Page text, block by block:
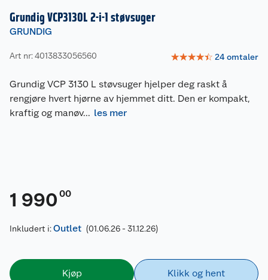
Grundig VCP3130L 2-i-1 støvsuger
GRUNDIG
Art nr: 4013833056560 ☆☆☆☆☆ 24omtaler
Grundig VCP 3130 L støvsuger hjelper deg raskt å
rengjøre hvert hjørne av hjemmet ditt. Den er kompakt,
kraftig og manøv... les mer
1 990 00
Inkludert i:Outlet (01.06.26 - 31.12.26)
Kjøp Klikk og hent